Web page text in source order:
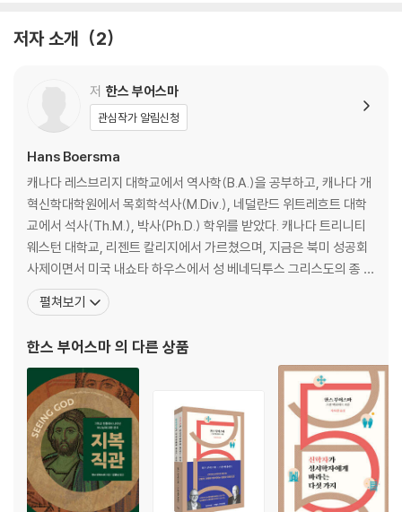
6장. 성례전적 식사로서의 성만찬
8장. 성례전적 실천으로서의 성경 해석
9장. 성례전적 실재로서의 진리
10장. 성례전적 훈련으로서의 신학
후기. 그리스도 중심적 참여
참고도서
일반 찾아보기
성경 찾아보기
저자 소개 2
저 한스 부어스마
관심작가 알림신청
Hans Boersma
캐나다 레스브리지 대학교에서 역사학(B.A.)을 공부하고, 캐나다 개
혁신학대학원에서 목회학석사(M.Div.), 네덜란드 위트레흐트 대학
교에서 석사(Th.M.), 박사(Ph.D.) 학위를 받았다. 캐나다 트리니티
웨스턴 대학교, 리젠트 칼리지에서 가르쳤으며, 지금은 북미 성공회
사제이면서 미국 내쇼타 하우스에서 성 베네딕투스 그리스도의 종 수
덕신학 석좌교수로 재직 중이다. 개혁파 목회자의 자녀로 나고 자라
자신도 개혁파 목회자로 수년 동안 활동했던 그는, 오랜 기간 기독교
주요 관심사는 교부 신학, 20세기 로마 가톨
펼쳐보기
한스 부어스마의 다른 상품